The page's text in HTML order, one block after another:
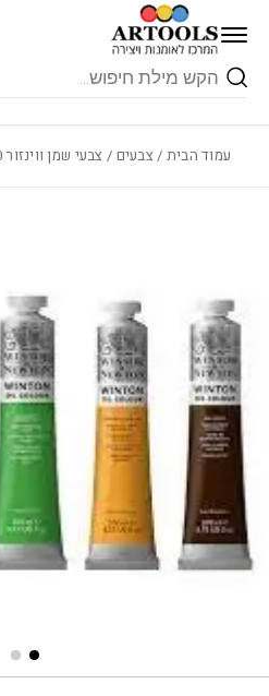
Skip to Content
Products
search
עמוד הבית / צבעים / צבעי שמן ווינזור 200 מ”ל- WINTON Oil Colour
בחזרה למעלה